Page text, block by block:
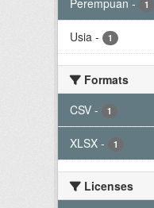
Perempuan - 1
Usia - 1
Formats
CSV - 1
XLSX - 1
Licenses